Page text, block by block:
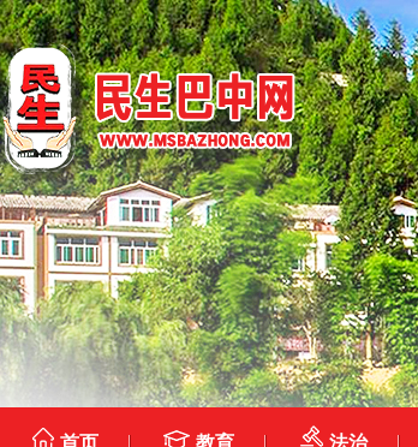
首页 教育 法治